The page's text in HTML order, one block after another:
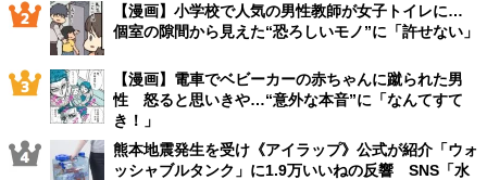
【漫画】小学校で人気の男性教師が女子トイレに…
個室の隙間から見えた“恐ろしいモノ”に「許せない」
【漫画】電車でベビーカーの赤ちゃんに蹴られた男
性 怒ると思いきや…“意外な本音”に「なんてすて
き！」
熊本地震発生を受け《アイラップ》公式が紹介「ウォ
ッシャブルタンク」に1.9万いいねの反響 SNS「水